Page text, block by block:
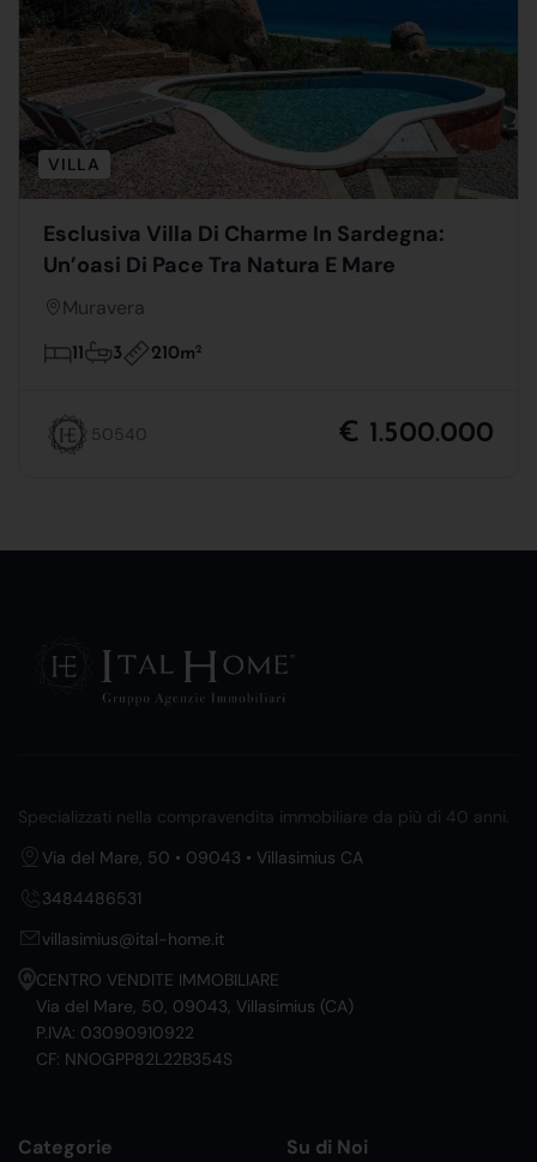
VILLA
Esclusiva Villa Di Charme In Sardegna:
Un’oasi Di Pace Tra Natura E Mare
Muravera
11 3 210m2
50540 € 1.500.000
Specializzati nella compravendita immobiliare da più di 40 anni.
Via del Mare, 50 • 09043 • Villasimius CA
3484486531
villasimius@ital-home.it
CENTRO VENDITE IMMOBILIARE
Via del Mare, 50, 09043, Villasimius (CA)
P.IVA: 03090910922
CF: NNOGPP82L22B354S
Categorie Su di Noi